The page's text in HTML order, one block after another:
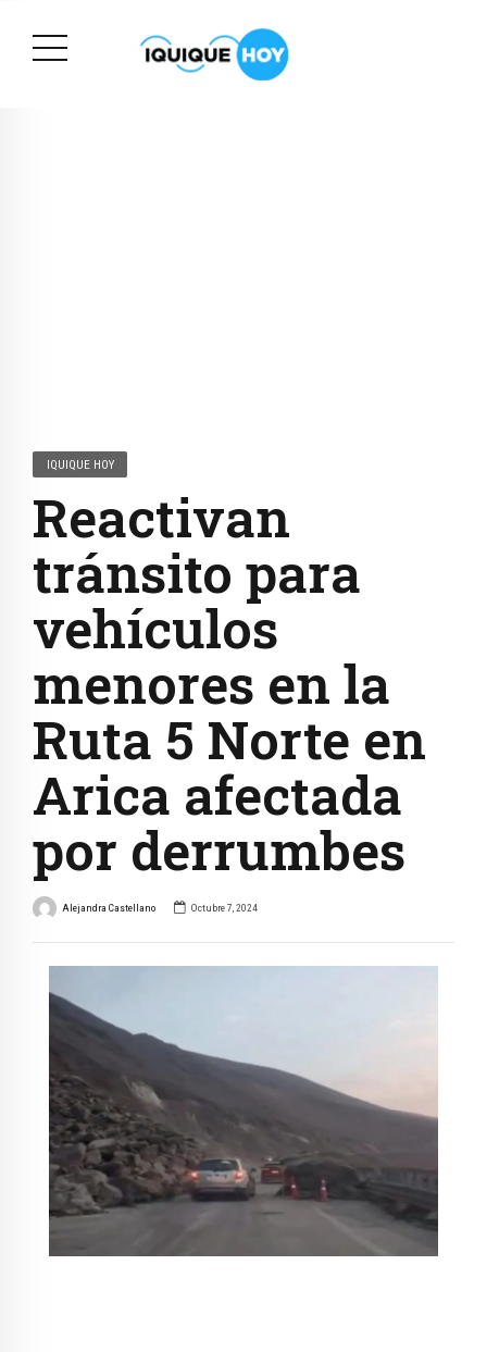
IQUIQUE HOY
Reactivan
tránsito para
vehículos
menores en la
Ruta 5 Norte en
Arica afectada
por derrumbes
Alejandra Castellano Octubre 7, 2024